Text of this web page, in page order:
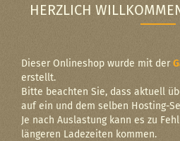
HERZLICH
Dieser Onlineshop wurde mit der
erstellt.
Bitte beachten Sie, dass aktuell
auf ein und dem selben Hosting-
Je nach Auslastung kann es zu
längeren Ladezeiten kommen.